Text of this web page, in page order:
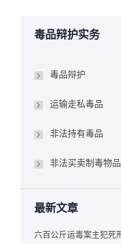
毒品辩护实务
毒品辩护
运输走私毒品
非法持有毒品
非法买卖制毒物品
最新文章